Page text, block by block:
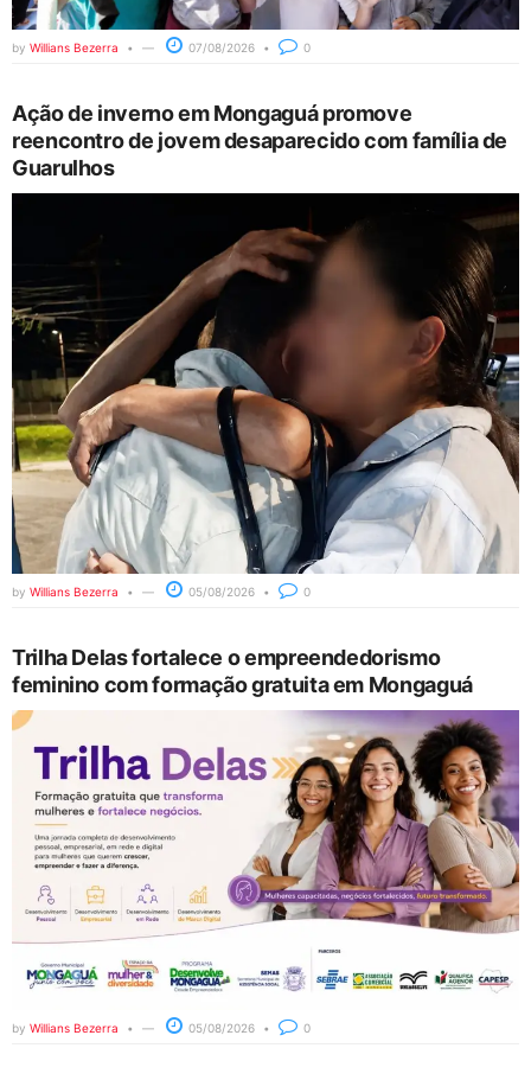
by Willians Bezerra 07/08/2026 0
Ação de inverno em Mongaguá promove
reencontro de jovem desaparecido com família de
Guarulhos
by Willians Bezerra 05/08/2026 0
Trilha Delas fortalece o empreendedorismo
feminino com formação gratuita em Mongaguá
by Willians Bezerra 05/08/2026 0